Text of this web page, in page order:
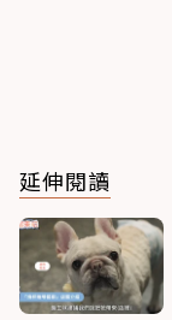
延伸閱讀